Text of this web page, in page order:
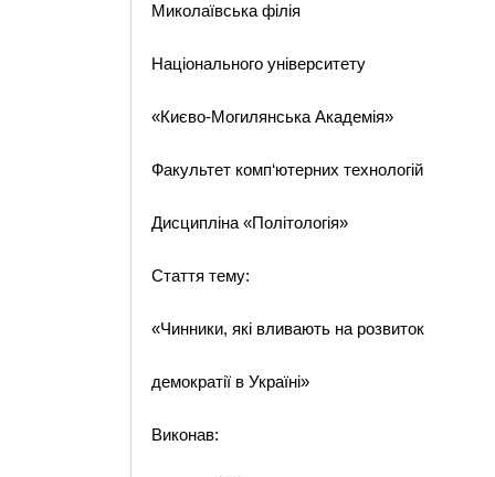
Миколаївська філія
Національного університету
«Києво-Могилянська Академія»
Факультет комп‘ютерних технологій
Дисципліна «Політологія»
Стаття тему:
«Чинники, які вливають на розвиток
демократії в Україні»
Виконав: